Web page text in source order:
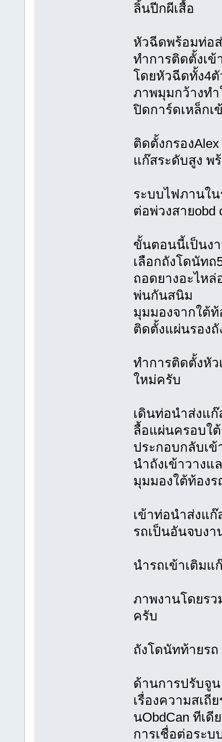
ลิ้นปีกผีเสื้อ
หัวฉีดพร้อมท่อ
ทำการติดตั้งเข้
โดยหัวฉีดทั้ง4
ภาพมุมกว้างท
ปิดการ์ดเหล็กเ
ติดตั้งกรอง
แก๊สระดับสูง พ
ระบบไฟภานใ
ต่อพ่วงสายobd
ขั้นตอนนี้เป็นง
เลือกถังโดนัทถ
ถอดยางอะไห
พ่นกันสนิม
มุมมองจากใต้ท้
ติดตั้งแผ่นรองถั
ทำการติดตั้งหัว
ใหม่ครับ
เดินท่อนำส่งแ
ลื้อแผ่นครอบใ
ประกอบกลับเข้
นำถังเข้าวางแ
มุมมองใต้ท้องร
เข้าท่อนำส่งแ
รถเป็นอันจบง
นำรถเข้าเติมแ
ภาพงานโดยร
ครับ
ถังโดนัทท้ายร
ด้านการปรับจูน
เรื่องความสเถี
นObdCan ทีเดี
การเชื่อต่อระบ